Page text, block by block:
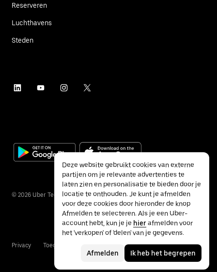
Reserveren
Luchthavens
Steden
© 2026 Uber Technologies Inc.
Privacy Toegankelijkheid Voorwaarden
Deze website gebruikt cookies van externe
partijen om je relevante advertenties te
laten zien en personalisatie te bieden door je
locatie te onthouden. Je kunt je afmelden
voor deze cookies door hieronder de knop
Afmelden te selecteren. Als je een Uber-
account hebt, kun je je hierafmelden voor
het 'verkopen' of 'delen' van je gegevens.
Afmelden Ik heb het begrepen